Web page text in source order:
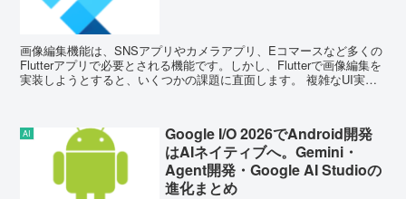
画像編集機能は、SNSアプリやカメラアプリ、Eコマースなど多くの
Flutterアプリで必要とされる機能です。しかし、Flutterで画像編集を
実装しようとすると、いくつかの課題に直面します。 複雑なUI実装
AI
Google I/O 2026でAndroid開発
はAIネイティブへ。Gemini・
Agent開発・Google AI Studioの
進化まとめ